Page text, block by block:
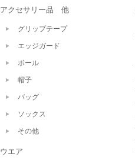
アクセサリー品 他
グリップテープ
エッジガード
ボール
帽子
バッグ
ソックス
その他
ウエア